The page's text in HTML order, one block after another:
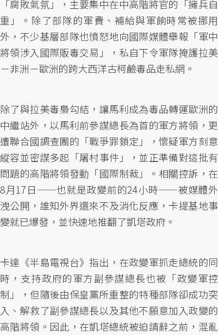
「腐敗氣氛」，主要集中在中高階將官的「擁兵自
重」。除了部隊的軍費、補給與軍餉時常被挪用
外，不少基層部隊也憤怒地向國際媒體舉報「軍中
將領涉入國際販毒交易」，私自下令軍隊掩護拉美
－非洲－歐洲的跨大西洋古柯鹼毒品走私網。
除了與拉美毒梟勾結，讓馬利成為毒品轉運歐洲的
中繼站外，以馬利前參謀總長為首的軍方將領，更
遭聯合國調查團的「戰爭罪鎖定」，懷疑軍方刻意
縱容並密謀多起「屠村事件」，並正準備對這批有
問題的高階將領發動「國際制裁」。相關控訴，在
8月17日——也就是政變前的24小時——被媒體外
洩公開，誰知外界還來不及消化反應，卡提基地事
變就已爆發，並快速地推翻了凱塔政府。
卡達《半島電視台》指出，在政變軍抓走總統的同
時，支持政府的軍方副參謀總長也被「政變軍控
制」，但隨後由保皇黨所重整的特種部隊卻成功突
入、解救了副參謀總長以及其他不願意加入政變的
高階將領。因此，在凱塔總統被迫請辭之前，混亂